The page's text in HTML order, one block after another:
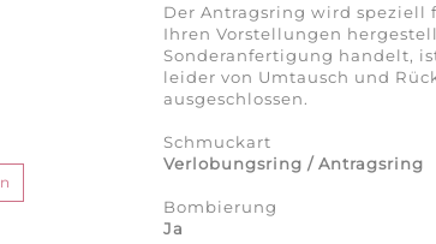
Der Antragsring wird speziell
Ihren Vorstellungen
Sonderanfertigung handelt,
leider von Umtausch und
ausgeschlossen.
Schmuckart
Verlobungsring / Antragsring
Bombierung
Ja